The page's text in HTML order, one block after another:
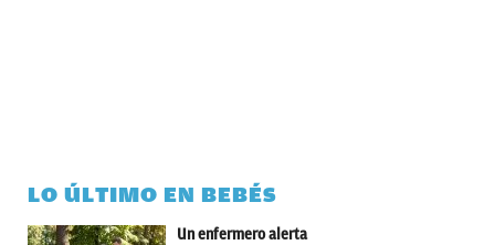
LO ÚLTIMO EN BEBÉS
Un enfermero alerta